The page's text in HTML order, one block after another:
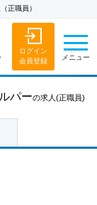
正職員）
ログイン
会員登録
メニュー
パーの求人 (正職員)